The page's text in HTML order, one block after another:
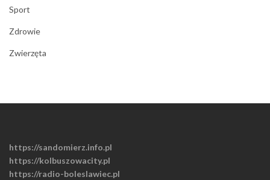
Sport
Zdrowie
Zwierzęta
https://sandomierz.info.pl
https://kolbuszowacity.pl
https://radio-boleslawiec.pl